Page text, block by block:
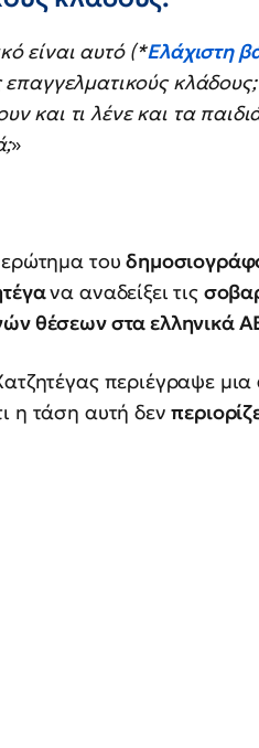
είναι αυτό (*Ελάχιστη
επαγγελματικούς
και τι λένε και τα
»
ερώτημα του
να αναδείξει τις
θέσεων στα ελληνικά
περιέγραψε μια
η τάση αυτή δεν